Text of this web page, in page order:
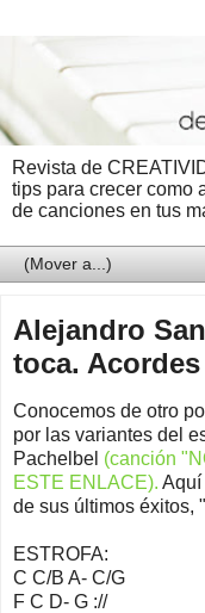
Revista de
tips para crecer como
de canciones en tus
Alejandro
toca.
Conocemos de otro
por las variantes del
Pachelbel (canción
ESTE ENLACE). Aquí
de sus últimos éxitos,
ESTROFA:
C C/B A- C/G
F C D- G ://